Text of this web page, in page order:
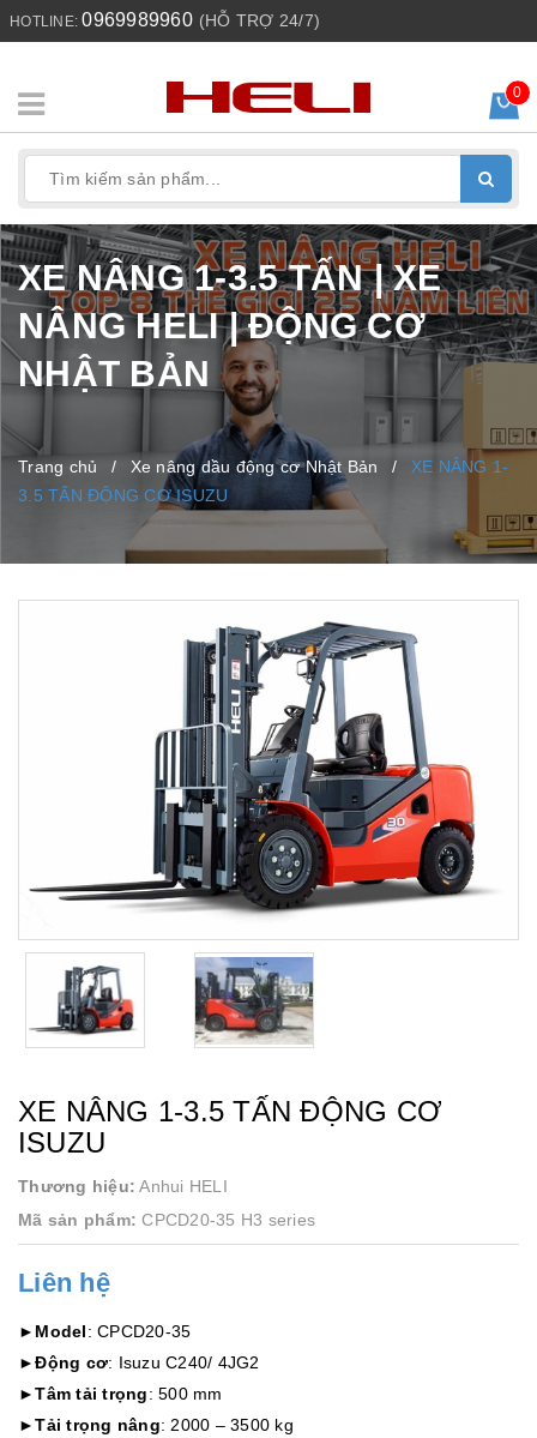
HOTLINE:0969989960 (HỖ TRỢ 24/7)
0
XE NÂNG 1-3.5 TẤN | XE
NÂNG HELI | ĐỘNG CƠ
NHẬT BẢN
Trang chủ / Xe nâng dầu động cơ Nhật Bản /
XE NÂNG 1-
3.5 TẤN ĐỘNG CƠ ISUZU
XE NÂNG 1-3.5 TẤN ĐỘNG CƠ
ISUZU
Thương hiệu: Anhui HELI
Mã sản phẩm: CPCD20-35 H3 series
Liên hệ
► Model: CPCD20-35
►Động cơ: Isuzu C240/ 4JG2
►Tâm tải trọng: 500 mm
►Tải trọng nâng: 2000 – 3500 kg